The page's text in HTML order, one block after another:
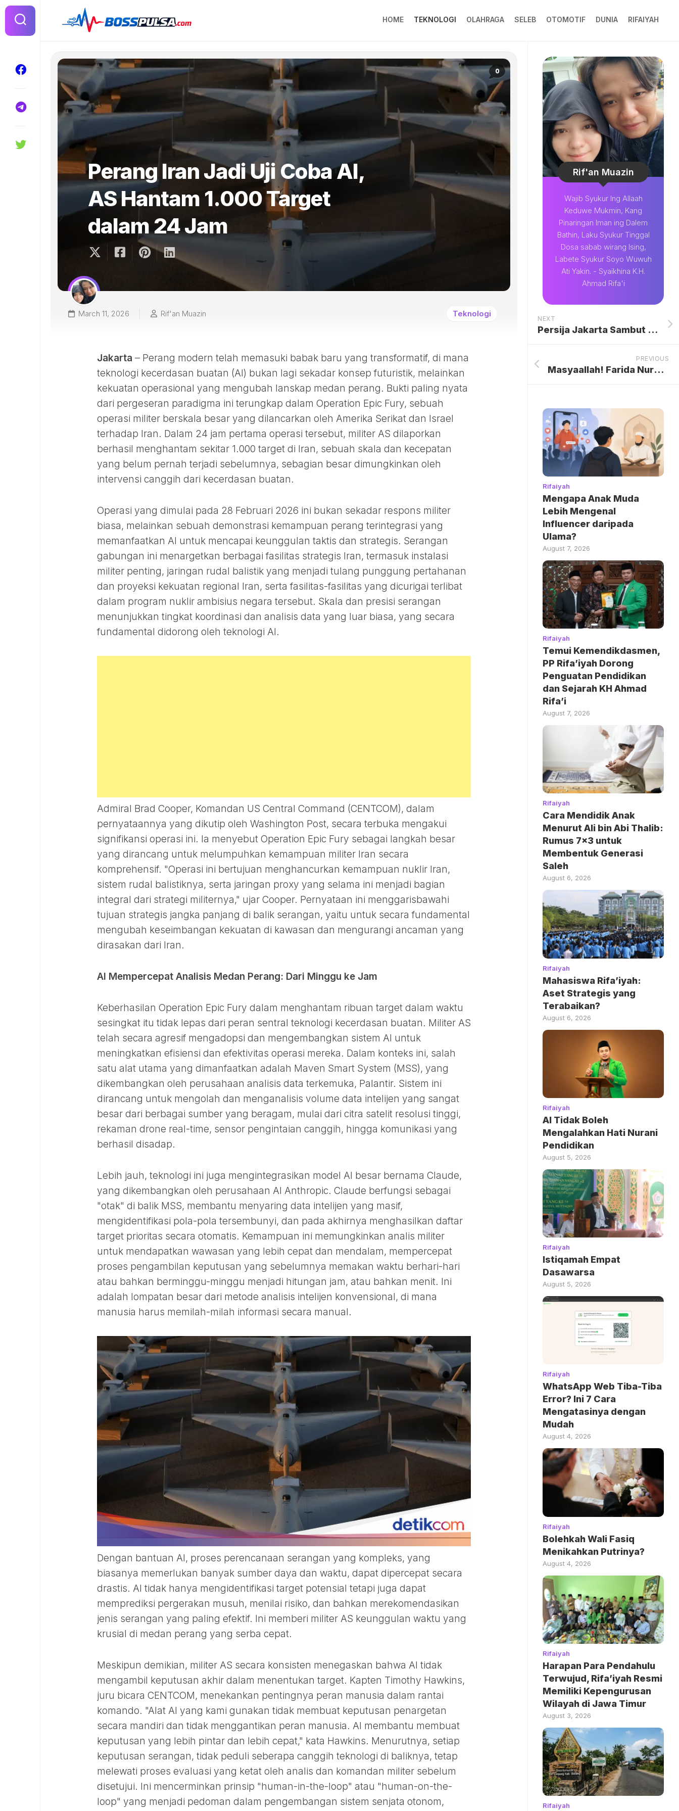
Skip
content
HOME TEKNOLOGI OLAHRAGA SELEB OTOMOTIF DUNIA RIFAIYAH
0
Perang Iran Jadi Uji Coba AI,
AS Hantam 1.000 Target
dalam 24 Jam
March 11, 2026 Rif'an Muazin Teknologi
Jakarta – Perang modern telah memasuki babak baru yang transformatif, di mana
teknologi kecerdasan buatan (AI) bukan lagi sekadar konsep futuristik, melainkan
kekuatan operasional yang mengubah lanskap medan perang. Bukti paling nyata
dari pergeseran paradigma ini terungkap dalam Operation Epic Fury, sebuah
operasi militer berskala besar yang dilancarkan oleh Amerika Serikat dan Israel
terhadap Iran. Dalam 24 jam pertama operasi tersebut, militer AS dilaporkan
berhasil menghantam sekitar 1.000 target di Iran, sebuah skala dan kecepatan
yang belum pernah terjadi sebelumnya, sebagian besar dimungkinkan oleh
intervensi canggih dari kecerdasan buatan.
Operasi yang dimulai pada 28 Februari 2026 ini bukan sekadar respons militer
biasa, melainkan sebuah demonstrasi kemampuan perang terintegrasi yang
memanfaatkan AI untuk mencapai keunggulan taktis dan strategis. Serangan
gabungan ini menargetkan berbagai fasilitas strategis Iran, termasuk instalasi
militer penting, jaringan rudal balistik yang menjadi tulang punggung pertahanan
dan proyeksi kekuatan regional Iran, serta fasilitas-fasilitas yang dicurigai terlibat
dalam program nuklir ambisius negara tersebut. Skala dan presisi serangan
menunjukkan tingkat koordinasi dan analisis data yang luar biasa, yang secara
fundamental didorong oleh teknologi AI.
Admiral Brad Cooper, Komandan US Central Command (CENTCOM), dalam
pernyataannya yang dikutip oleh Washington Post, secara terbuka mengakui
signifikansi operasi ini. Ia menyebut Operation Epic Fury sebagai langkah besar
yang dirancang untuk melumpuhkan kemampuan militer Iran secara
komprehensif. "Operasi ini bertujuan menghancurkan kemampuan nuklir Iran,
sistem rudal balistiknya, serta jaringan proxy yang selama ini menjadi bagian
integral dari strategi militernya," ujar Cooper. Pernyataan ini menggarisbawahi
tujuan strategis jangka panjang di balik serangan, yaitu untuk secara fundamental
mengubah keseimbangan kekuatan di kawasan dan mengurangi ancaman yang
dirasakan dari Iran.
AI Mempercepat Analisis Medan Perang: Dari Minggu ke Jam
Keberhasilan Operation Epic Fury dalam menghantam ribuan target dalam waktu
sesingkat itu tidak lepas dari peran sentral teknologi kecerdasan buatan. Militer AS
telah secara agresif mengadopsi dan mengembangkan sistem AI untuk
meningkatkan efisiensi dan efektivitas operasi mereka. Dalam konteks ini, salah
satu alat utama yang dimanfaatkan adalah Maven Smart System (MSS), yang
dikembangkan oleh perusahaan analisis data terkemuka, Palantir. Sistem ini
dirancang untuk mengolah dan menganalisis volume data intelijen yang sangat
besar dari berbagai sumber yang beragam, mulai dari citra satelit resolusi tinggi,
rekaman drone real-time, sensor pengintaian canggih, hingga komunikasi yang
berhasil disadap.
Lebih jauh, teknologi ini juga mengintegrasikan model AI besar bernama Claude,
yang dikembangkan oleh perusahaan AI Anthropic. Claude berfungsi sebagai
"otak" di balik MSS, membantu menyaring data intelijen yang masif,
mengidentifikasi pola-pola tersembunyi, dan pada akhirnya menghasilkan daftar
target prioritas secara otomatis. Kemampuan ini memungkinkan analis militer
untuk mendapatkan wawasan yang lebih cepat dan mendalam, mempercepat
proses pengambilan keputusan yang sebelumnya memakan waktu berhari-hari
atau bahkan berminggu-minggu menjadi hitungan jam, atau bahkan menit. Ini
adalah lompatan besar dari metode analisis intelijen konvensional, di mana
manusia harus memilah-milah informasi secara manual.
Dengan bantuan AI, proses perencanaan serangan yang kompleks, yang
biasanya memerlukan banyak sumber daya dan waktu, dapat dipercepat secara
drastis. AI tidak hanya mengidentifikasi target potensial tetapi juga dapat
memprediksi pergerakan musuh, menilai risiko, dan bahkan merekomendasikan
jenis serangan yang paling efektif. Ini memberi militer AS keunggulan waktu yang
krusial di medan perang yang serba cepat.
Meskipun demikian, militer AS secara konsisten menegaskan bahwa AI tidak
mengambil keputusan akhir dalam menentukan target. Kapten Timothy Hawkins,
juru bicara CENTCOM, menekankan pentingnya peran manusia dalam rantai
komando. "Alat AI yang kami gunakan tidak membuat keputusan penargetan
secara mandiri dan tidak menggantikan peran manusia. AI membantu membuat
keputusan yang lebih pintar dan lebih cepat," kata Hawkins. Menurutnya, setiap
keputusan serangan, tidak peduli seberapa canggih teknologi di baliknya, tetap
melewati proses evaluasi yang ketat oleh analis dan komandan militer sebelum
disetujui. Ini mencerminkan prinsip "human-in-the-loop" atau "human-on-the-
loop" yang menjadi pedoman dalam pengembangan sistem senjata otonom,
Rif'an Muazin
Wajib Syukur Ing Allaah
Keduwe Mukmin, Kang
Pinaringan Iman ing Dalem
Bathin, Laku Syukur Tinggal
Dosa sabab wirang Ising,
Labete Syukur Soyo Wuwuh
Ati Yakin. - Syaikhina K.H.
Ahmad Rifa'i
NEXT
Persija Jakarta Sambut Sponsor Baru, Se’Indonesia, Perkuat Arungi Sisa Musim Super League 2025/26
PREVIOUS
Masyaallah! Farida Nurhan Bagi Gepokan Rp 15 Juta Buat THR Setiap Karyawan
Rifaiyah
Mengapa Anak Muda
Lebih Mengenal
Influencer daripada
Ulama?
August 7, 2026
Rifaiyah
Temui Kemendikdasmen,
PP Rifa’iyah Dorong
Penguatan Pendidikan
dan Sejarah KH Ahmad
Rifa’i
August 7, 2026
Rifaiyah
Cara Mendidik Anak
Menurut Ali bin Abi Thalib:
Rumus 7×3 untuk
Membentuk Generasi
Saleh
August 6, 2026
Rifaiyah
Mahasiswa Rifa’iyah:
Aset Strategis yang
Terabaikan?
August 6, 2026
Rifaiyah
AI Tidak Boleh
Mengalahkan Hati Nurani
Pendidikan
August 5, 2026
Rifaiyah
Istiqamah Empat
Dasawarsa
August 5, 2026
Rifaiyah
WhatsApp Web Tiba-Tiba
Error? Ini 7 Cara
Mengatasinya dengan
Mudah
August 4, 2026
Rifaiyah
Bolehkah Wali Fasiq
Menikahkan Putrinya?
August 4, 2026
Rifaiyah
Harapan Para Pendahulu
Terwujud, Rifa’iyah Resmi
Memiliki Kepengurusan
Wilayah di Jawa Timur
August 3, 2026
Rifaiyah